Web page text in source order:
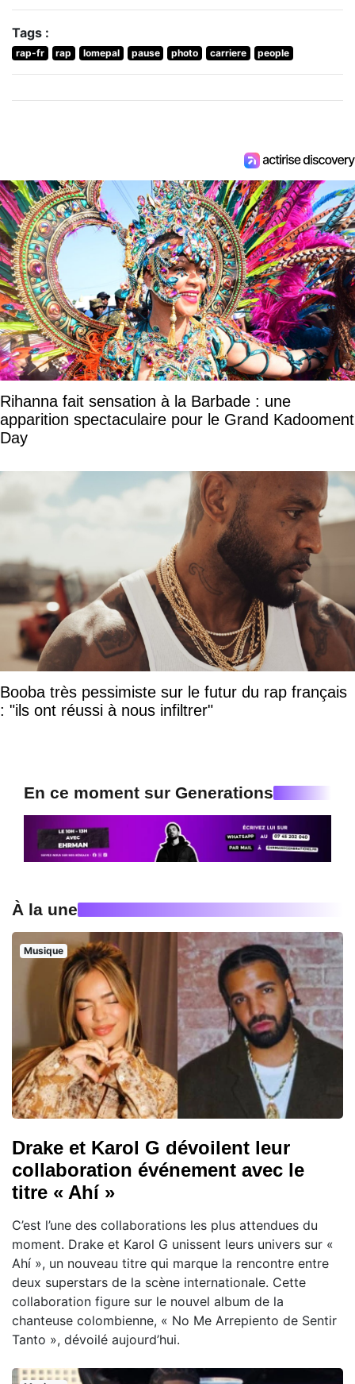
Tags :
rap-fr rap lomepal pause photo carriere people
Rihanna fait sensation à la Barbade : une
apparition spectaculaire pour le Grand Kadooment
Day
Booba très pessimiste sur le futur du rap français
: "ils ont réussi à nous infiltrer"
En ce moment sur Generations
À la une
Musique
Drake et Karol G dévoilent leur
collaboration événement avec le
titre « Ahí »
C’est l’une des collaborations les plus attendues du
moment. Drake et Karol G unissent leurs univers sur «
Ahí », un nouveau titre qui marque la rencontre entre
deux superstars de la scène internationale. Cette
collaboration figure sur le nouvel album de la
chanteuse colombienne, « No Me Arrepiento de Sentir
Tanto », dévoilé aujourd’hui.